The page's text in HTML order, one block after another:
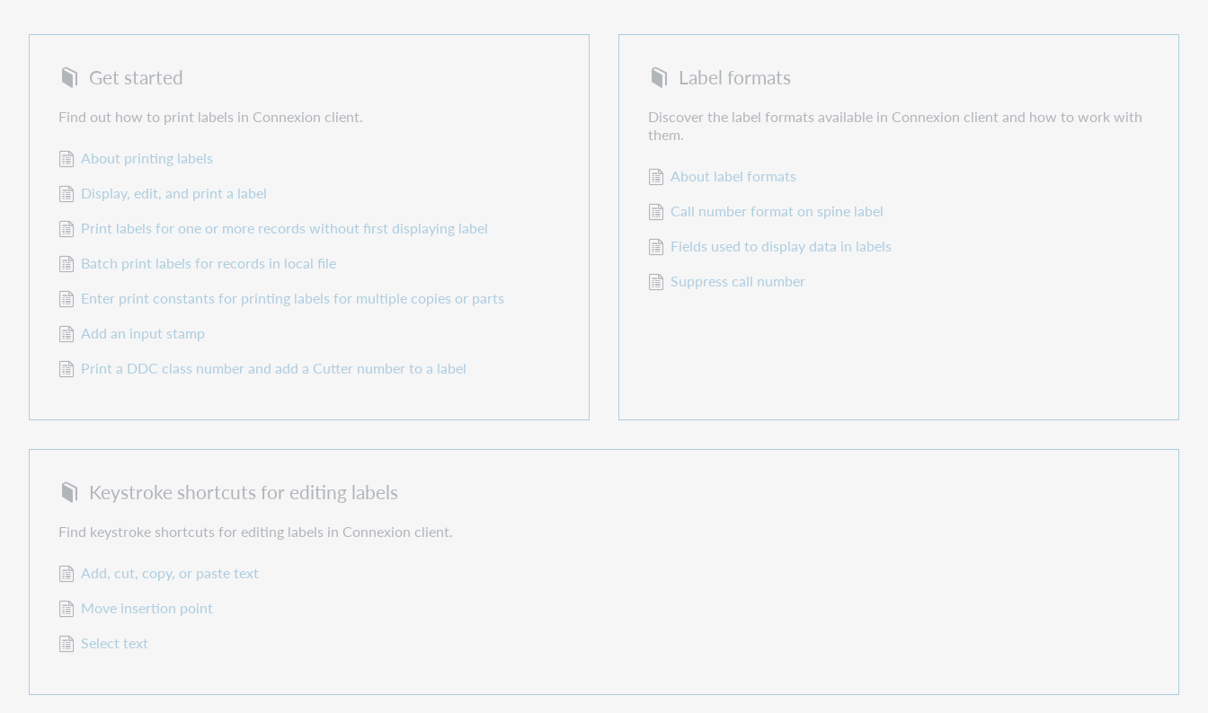
Get started
Find out how to print labels in Connexion client.
About printing labels
Display, edit, and print a label
Print labels for one or more records without first displaying label
Batch print labels for records in local file
Enter print constants for printing labels for multiple copies or parts
Add an input stamp
Print a DDC class number and add a Cutter number to a label
Label formats
Discover the label formats available in Connexion client and how to work with
them.
About label formats
Call number format on spine label
Fields used to display data in labels
Suppress call number
Keystroke shortcuts for editing labels
Find keystroke shortcuts for editing labels in Connexion client.
Add, cut, copy, or paste text
Move insertion point
Select text